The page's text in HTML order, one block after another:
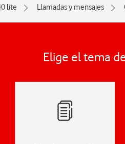
lite Llamadas y mensajes
Elige el tema